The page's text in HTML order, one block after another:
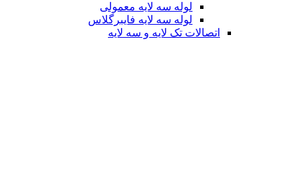
لوله سه لایه معمولی
لوله سه لایه فایبرگلاس
اتصالات تک لایه و سه لایه